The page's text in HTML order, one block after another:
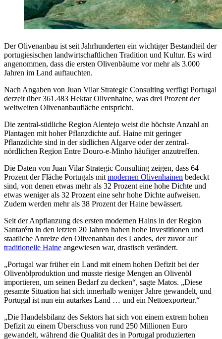
Der Olivenanbau ist seit Jahrhunderten ein wichtiger Bestandteil der
portugiesischen landwirtschaftlichen Tradition und Kultur. Es wird
angenommen, dass die ersten Olivenbäume vor mehr als 3.000
Jahren im Land auftauchten.
Nach Angaben von Juan Vilar Strategic Consulting verfügt Portugal
derzeit über 361.483 Hektar Olivenhaine, was drei Prozent der
weltweiten Olivenanbaufläche entspricht.
Die zentral-südliche Region Alentejo weist die höchste Anzahl an
Plantagen mit hoher Pflanzdichte auf. Haine mit geringer
Pflanzdichte sind in der südlichen Algarve oder der zentral-
nördlichen Region Entre Douro-e-Minho häufiger anzutreffen.
Die Daten von Juan Vilar Strategic Consulting zeigen, dass 64
Prozent der Fläche Portugals mit modernen Olivenhainen bedeckt
sind, von denen etwas mehr als 32 Prozent eine hohe Dichte und
etwas weniger als 32 Prozent eine sehr hohe Dichte aufweisen.
Zudem werden mehr als 38 Prozent der Haine bewässert.
Seit der Anpflanzung des ersten modernen Hains in der Region
Santarém in den letzten 20 Jahren haben hohe Investitionen und
staatliche Anreize den Olivenanbau des Landes, der zuvor auf
traditionelle Haine angewiesen war, drastisch verändert.
„Portugal war früher ein Land mit einem hohen Defizit bei der
Olivenölproduktion und musste riesige Mengen an Olivenöl
importieren, um seinen Bedarf zu decken“, sagte Matos. „Diese
gesamte Situation hat sich innerhalb weniger Jahre gewandelt, und
Portugal ist nun ein autarkes Land … und ein Nettoexporteur.“
„Die Handelsbilanz des Sektors hat sich von einem extrem hohen
Defizit zu einem Überschuss von rund 250 Millionen Euro
gewandelt, während die Qualität des in Portugal produzierten